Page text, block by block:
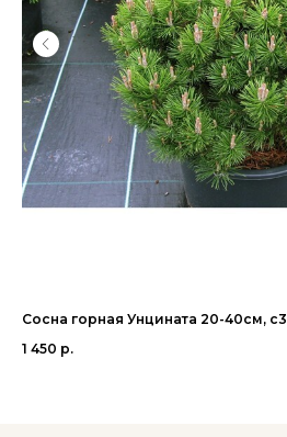
Сосна горная Унцината 20-40см, с3
1 450 р.